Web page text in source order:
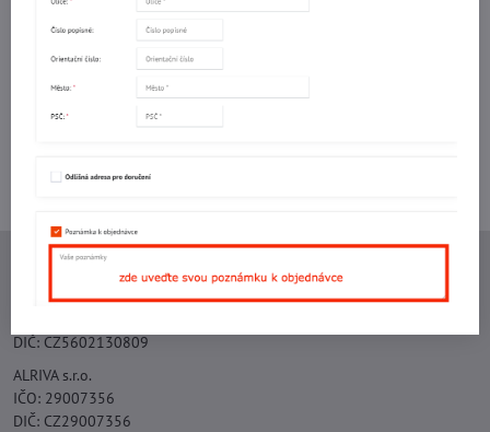
FacebookTwitterBlueskyPinterestReddit
Potřebujete poradit s objednávkou?
Ing. Vojtěch Lečbych - IVL
DIČ: CZ5602130809
ALRIVA s.r.o.
IČO: 29007356
DIČ: CZ29007356